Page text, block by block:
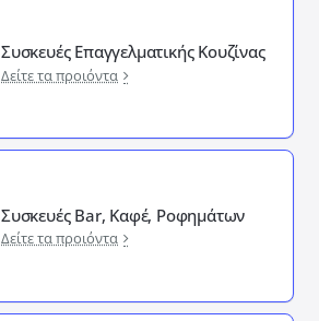
Συσκευές Επαγγελματικής Κουζίνας
Δείτε τα προιόντα
Συσκευές Bar, Καφέ, Ροφημάτων
Δείτε τα προιόντα